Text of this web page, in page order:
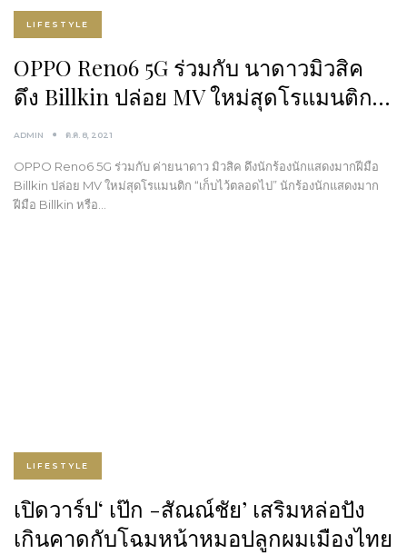
LIFESTYLE
OPPO Reno6 5G ร่วมกับ นาดาวมิวสิค
ดึง Billkin ปล่อย MV ใหม่สุดโรแมนติก…
ADMIN ต.ค. 8, 2021
OPPO Reno6 5G ร่วมกับ ค่ายนาดาว มิวสิค ดึงนักร้องนักแสดงมากฝีมือ
Billkin ปล่อย MV ใหม่สุดโรแมนติก “เก็บไว้ตลอดไป” นักร้องนักแสดงมาก
ฝีมือ Billkin หรือ…
LIFESTYLE
เปิดวาร์ป‘ เป๊ก -สัณณ์ชัย’ เสริมหล่อปัง
เกินคาดกับโฉมหน้าหมอปลูกผมเมืองไทย